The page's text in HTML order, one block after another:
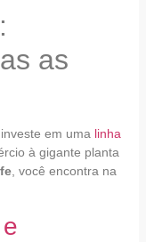
as
em uma linha
à gigante planta
, você encontra na